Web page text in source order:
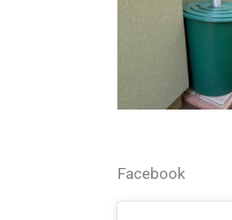
Facebook